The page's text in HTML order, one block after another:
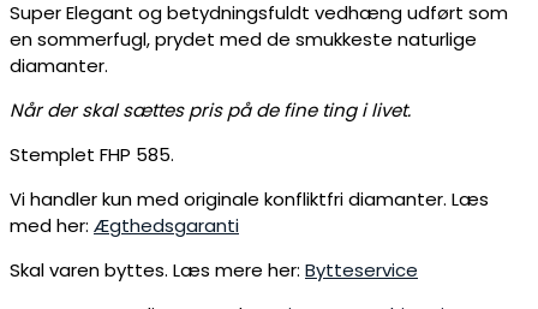
Super Elegant og betydningsfuldt vedhæng udført som
en sommerfugl, prydet med de smukkeste naturlige
diamanter.
Når der skal sættes pris på de fine ting i livet.
Stemplet FHP 585.
Vi handler kun med originale konfliktfri diamanter. Læs
med her: Ægthedsgaranti
Skal varen byttes. Læs mere her: Bytteservice